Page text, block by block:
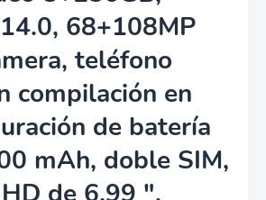
68+108MP
teléfono
compilación en
de batería
mAh, doble SIM,